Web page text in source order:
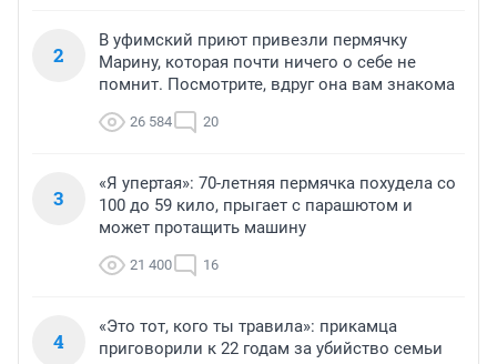
2
В уфимский приют привезли пермячку
Марину, которая почти ничего о себе не
помнит. Посмотрите, вдруг она вам знакома
26 584 20
3
«Я упертая»: 70-летняя пермячка похудела со
100 до 59 кило, прыгает с парашютом и
может протащить машину
21 400 16
4
«Это тот, кого ты травила»: прикамца
приговорили к 22 годам за убийство семьи